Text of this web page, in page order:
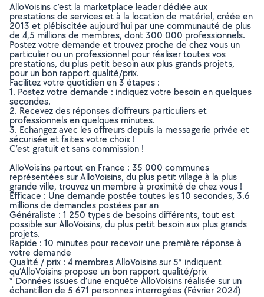
AlloVoisins c’est la marketplace leader dédiée aux
prestations de services et à la location de matériel, créée en
2013 et plébiscitée aujourd’hui par une communauté de plus
de 4,5 millions de membres, dont 300 000 professionnels.
Postez votre demande et trouvez proche de chez vous un
particulier ou un professionnel pour réaliser toutes vos
prestations, du plus petit besoin aux plus grands projets,
pour un bon rapport qualité/prix.
Facilitez votre quotidien en 3 étapes :
1. Postez votre demande : indiquez votre besoin en quelques
secondes.
2. Recevez des réponses d’offreurs particuliers et
professionnels en quelques minutes.
3. Echangez avec les offreurs depuis la messagerie privée et
sécurisée et faites votre choix !
C’est gratuit et sans commission !
AlloVoisins partout en France : 35 000 communes
représentées sur AlloVoisins, du plus petit village à la plus
grande ville, trouvez un membre à proximité de chez vous !
Efficace : Une demande postée toutes les 10 secondes, 3.6
millions de demandes postées par an
Généraliste : 1 250 types de besoins différents, tout est
possible sur AlloVoisins, du plus petit besoin aux plus grands
projets.
Rapide : 10 minutes pour recevoir une première réponse à
votre demande
Qualité / prix : 4 membres AlloVoisins sur 5* indiquent
qu’AlloVoisins propose un bon rapport qualité/prix
* Données issues d’une enquête AlloVoisins réalisée sur un
échantillon de 5 671 personnes interrogées (Février 2024)